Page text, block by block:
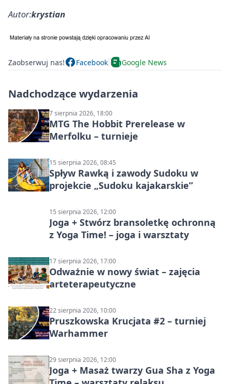
Autor:krystian
Zaobserwuj nas! Facebook Google News
Nadchodzące wydarzenia
7 sierpnia 2026, 18:00
MTG The Hobbit Prerelease w
Merfolku – turnieje
15 sierpnia 2026, 08:45
Spływ Rawką i zawody Sudoku w
projekcie „Sudoku kajakarskie”
15 sierpnia 2026, 12:00
Joga + Stwórz bransoletkę ochronną
z Yoga Time! – joga i warsztaty
17 sierpnia 2026, 17:00
Odważnie w nowy świat – zajęcia
arteterapeutyczne
22 sierpnia 2026, 10:00
Pruszkowska Krucjata #2 – turniej
Warhammer
29 sierpnia 2026, 12:00
Joga + Masaż twarzy Gua Sha z Yoga